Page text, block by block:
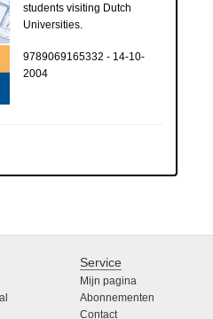
students visiting Dutch
Universities.
9789069165332 - 14-10-
2004
Service
Mijn pagina
Abonnementen
Contact